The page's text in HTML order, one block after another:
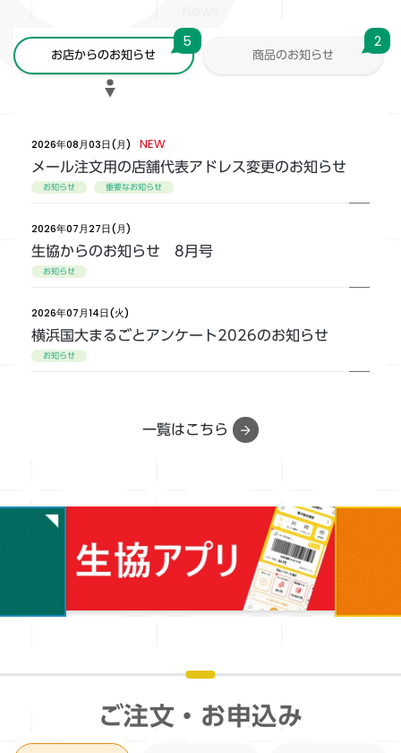
お店からのお知らせ
5
商品のお知らせ
2
2026年08月03日(月) NEW
メール注文用の店舗代表アドレス変更のお知らせ
お知らせ 重要なお知らせ
2026年07月27日(月)
生協からのお知らせ 8月号
お知らせ
2026年07月14日(火)
横浜国大まるごとアンケート2026のお知らせ
お知らせ
スペシャル学割 販売開始しました
旅行＆プレイガイド
コピーカード販売終了のお知らせ
お知らせ
2024年12月01日(日)
教職員向け発注システム「UC-OS」について
一覧はこちら
ご注文・お申込み